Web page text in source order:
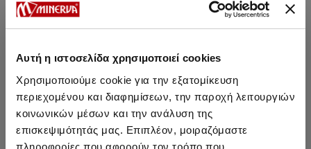
Αυτή η ιστοσελίδα χρησιμοποιεί cookies
Χρησιμοποιούμε cookie για την εξατομίκευση
περιεχομένου και διαφημίσεων, την παροχή λειτουργιών
κοινωνικών μέσων και την ανάλυση της
επισκεψιμότητάς μας. Επιπλέον, μοιραζόμαστε
πληροφορίες που αφορούν τον τρόπο που
Sweet Dreams Satin
Γυναικεία Πυτζάμα
Sweet Dreams Satin
Γυναικεία Πυτζάμα